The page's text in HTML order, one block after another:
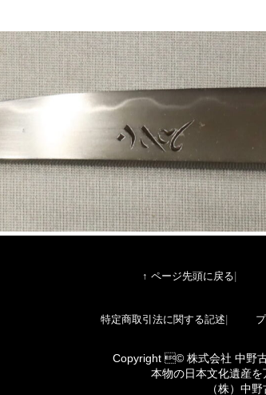
↑ ページ先頭に戻る
特定商取引法に関する記述
Copyright © 株式会社 中野
本物の日本文化遺産を
（株）中